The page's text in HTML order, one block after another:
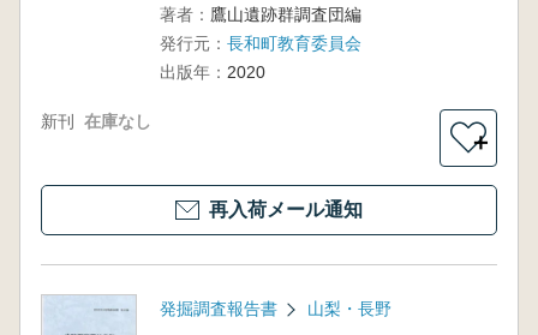
著者： 鷹山遺跡群調査団編
発行元： 長和町教育委員会
出版年： 2020
新刊 在庫なし
＋
再入荷メール通知
発掘調査報告書 山梨・長野